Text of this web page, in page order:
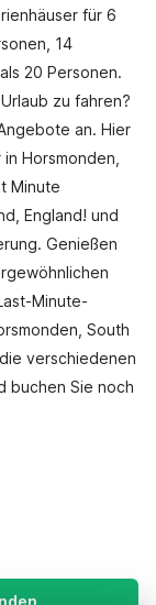
für 6
14
20 Personen.
zu fahren?
an. Hier
Horsmonden,
Minute
England! und
Genießen
Minute-
South
verschiedenen
buchen Sie noch